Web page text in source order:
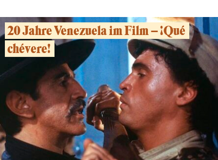
20 Jahre Venezuela im Film – ¡Qué
chévere!